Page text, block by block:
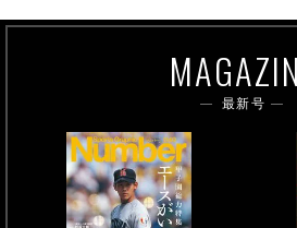
最新号